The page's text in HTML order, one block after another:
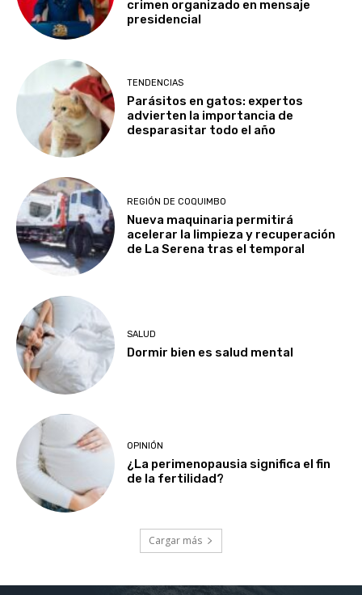
crimen organizado en mensaje
presidencial
TENDENCIAS
Parásitos en gatos: expertos
advierten la importancia de
desparasitar todo el año
REGIÓN DE COQUIMBO
Nueva maquinaria permitirá
acelerar la limpieza y recuperación
de La Serena tras el temporal
SALUD
Dormir bien es salud mental
OPINIÓN
¿La perimenopausia significa el fin
de la fertilidad?
Cargar más